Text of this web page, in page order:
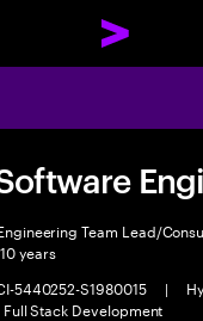
Team Lead/
years
5440252-S1980015
|
Stack Development